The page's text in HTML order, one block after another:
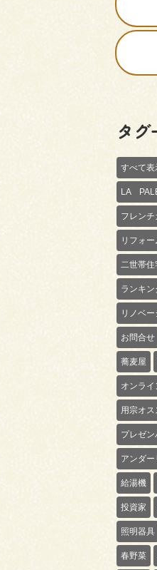
タグ
すべて表
LA
フレンチ
リフォー
二世帯住
ランキン
リノベ
お問合せ
蕎麦屋
オンライ
用宗オス
プレゼン
アンダ
給湯機
投資家
照明器具
春野菜